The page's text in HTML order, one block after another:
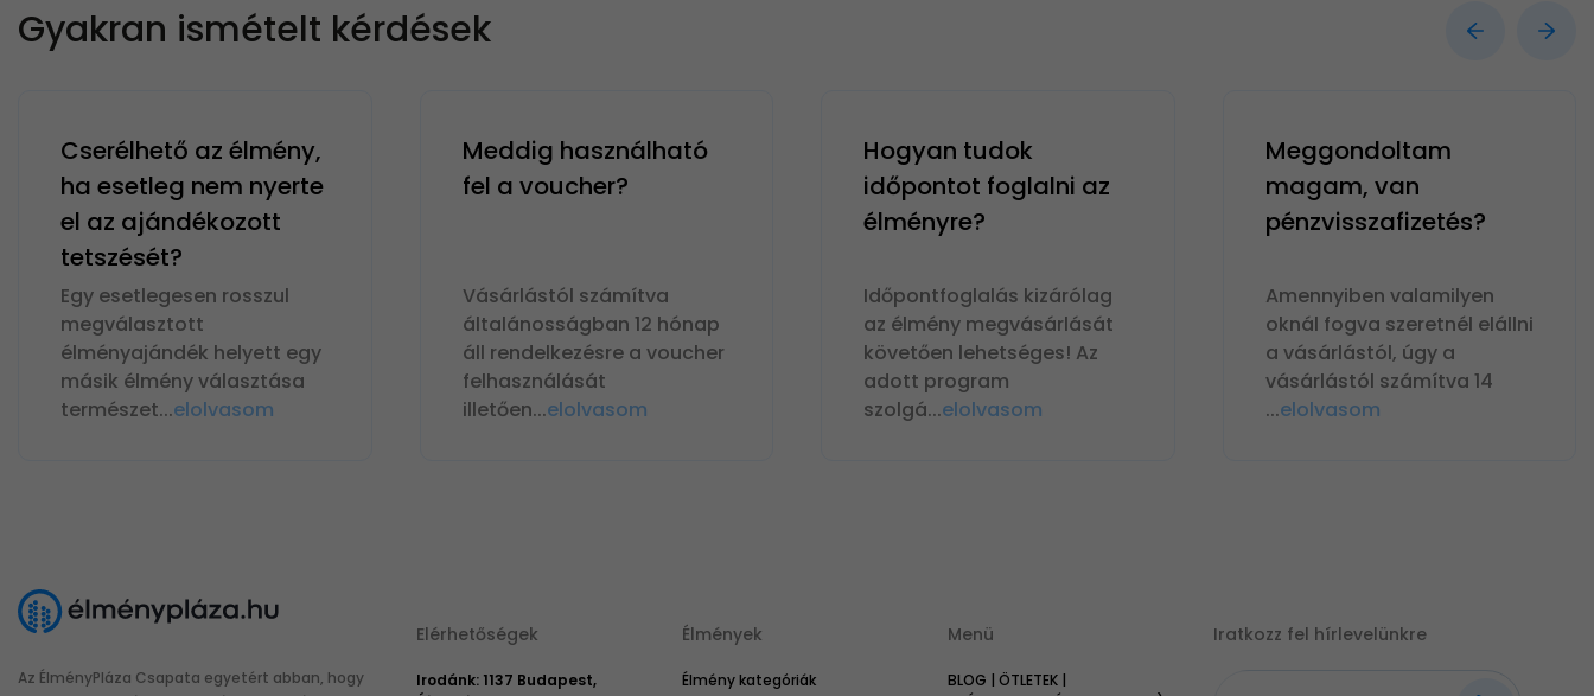
Gyakran ismételt kérdések
Cserélhető az élmény,
ha esetleg nem nyerte
el az ajándékozott
tetszését?
Egy esetlegesen rosszul
megválasztott
élményajándék helyett egy
másik élmény választása
természet...elolvasom
Meddig használható
fel a voucher?
Vásárlástól számítva
általánosságban 12 hónap
áll rendelkezésre a voucher
felhasználását
illetően...elolvasom
Hogyan tudok
időpontot foglalni az
élményre?
Időpontfoglalás kizárólag
az élmény megvásárlását
követően lehetséges! Az
adott program
szolgá...elolvasom
Meggondoltam
magam, van
pénzvisszafizetés?
Amennyiben valamilyen
oknál fogva szeretnél elállni
a vásárlástól, úgy a
vásárlástól számítva 14
...elolvasom
Az ÉlményPláza Csapata egyetért abban, hogy
Elérhetőségek
Irodánk: 1137 Budapest,
Élmények
Élmény kategóriák
Menü
BLOG | ÖTLETEK |
Iratkozz fel hírlevelünkre